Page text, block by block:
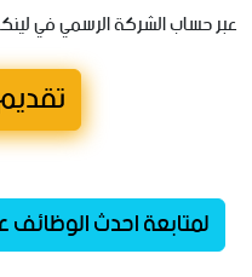
عبر حساب الشركة الرسمي في
لمتابعة احدث الوظائف